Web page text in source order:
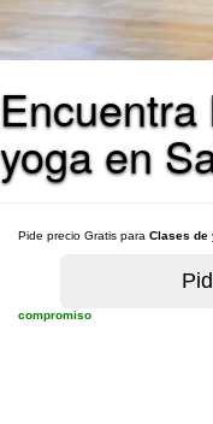
yoga en
Pide precio Gratis para Clases de
compromiso